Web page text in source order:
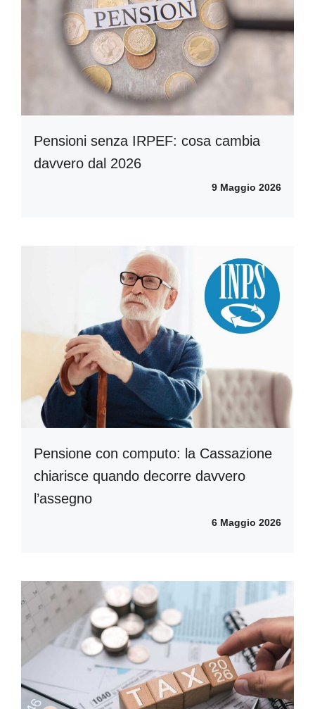
Pensioni senza IRPEF: cosa cambia
davvero dal 2026
9 Maggio 2026
Pensione con computo: la Cassazione
chiarisce quando decorre davvero
l’assegno
6 Maggio 2026